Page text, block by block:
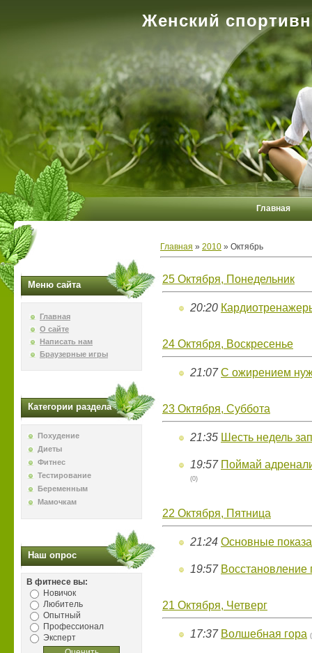
Женский
Главная
Меню сайта
Главная
О сайте
Написать нам
Браузерные игры
Категории раздела
Похудение
Диеты
Фитнес
Тестирование
Беременным
Мамочкам
Наш опрос
В фитнесе вы:
Новичок
Любитель
Опытный
Профессионал
Эксперт
Главная » 2010 » Октябрь
25 Октября, Понедельник
20:20
24 Октября, Воскресенье
21:07 С ожирением
23 Октября, Суббота
21:35 Шесть недель
19:57 Поймай
(0)
22 Октября, Пятница
21:24 Основные
19:57 Восстановление
21 Октября, Четверг
17:37 Волшебная гора